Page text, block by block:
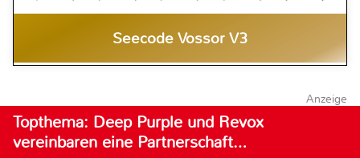
Seecode Vossor V3
Anzeige
Topthema: Deep Purple und Revox
vereinbaren eine Partnerschaft…